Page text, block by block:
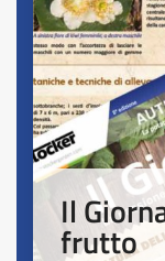
Il
frutto